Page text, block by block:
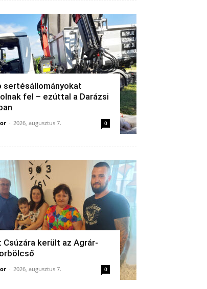
sertésállományokat
fel – ezúttal a Darázsi
- 2026, augusztus 7. 0
Csúzára került az Agrár-
- 2026, augusztus 7. 0